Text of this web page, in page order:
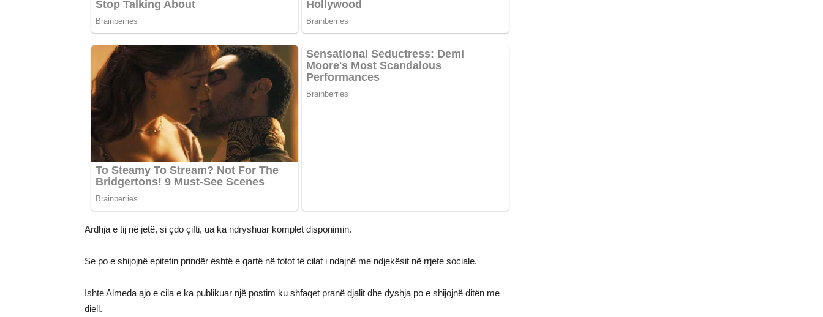
Ardhja e tij në jetë, si çdo çifti, ua ka ndryshuar komplet disponimin.
Se po e shijojnë epitetin prindër është e qartë në fotot të cilat i ndajnë me ndjekësit në rrjete sociale.
Ishte Almeda ajo e cila e ka publikuar një postim ku shfaqet pranë djalit dhe dyshja po e shijojnë ditën me
diell.